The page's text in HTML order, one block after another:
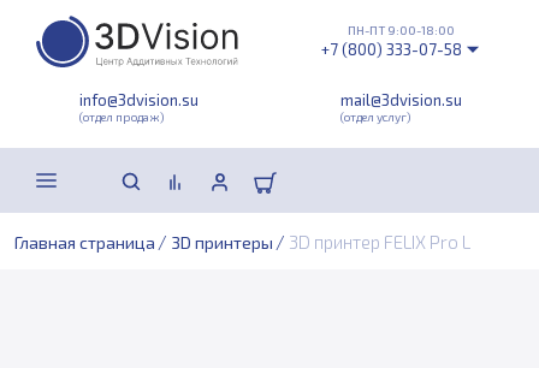
info@3dvision.su
(отдел продаж)
mail@3dvision.su
(отдел услуг)
ПН-ПТ 9:00-18:00
+7 (800) 333-07-58
Главная страница / 3D принтеры / 3D принтер FELIX Pro L